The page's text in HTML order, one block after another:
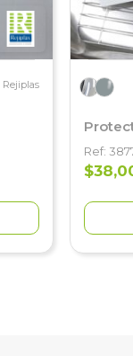
Rejiplas
Ref: